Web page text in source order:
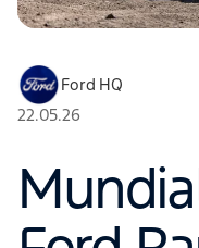
Ford HQ
22.05.26